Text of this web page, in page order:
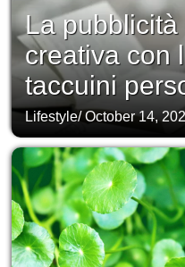
La
creativa con
taccuini
Lifestyle/October 14,